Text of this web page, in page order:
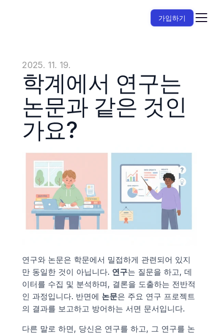
가입하기
2025. 11. 19.
학계에서 연구는
논문과 같은 것인
가요?
연구와 논문은 학문에서 밀접하게 관련되어 있지
만 동일한 것이 아닙니다. 연구는 질문을 하고, 데
이터를 수집 및 분석하며, 결론을 도출하는 전반적
인 과정입니다. 반면에 논문은 주요 연구 프로젝트
의 결과를 보고하고 방어하는 서면 문서입니다.
다른 말로 하면, 당신은 연구를 하고, 그 연구를 논